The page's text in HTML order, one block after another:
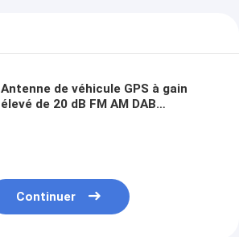
Antenne de véhicule GPS à gain
élevé de 20 dB FM AM DAB
Continuer